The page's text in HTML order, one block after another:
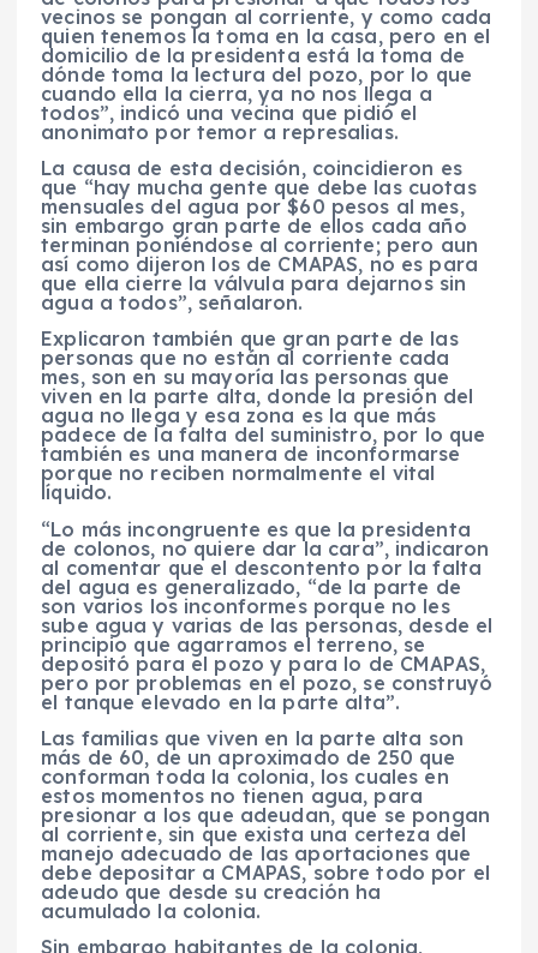
vecinos se pongan al corriente, y como cada
quien tenemos la toma en la casa, pero en el
domicilio de la presidenta está la toma de
dónde toma la lectura del pozo, por lo que
cuando ella la cierra, ya no nos llega a
todos”, indicó una vecina que pidió el
anonimato por temor a represalias.
La causa de esta decisión, coincidieron es
que “hay mucha gente que debe las cuotas
mensuales del agua por $60 pesos al mes,
sin embargo gran parte de ellos cada año
terminan poniéndose al corriente; pero aun
así como dijeron los de CMAPAS, no es para
que ella cierre la válvula para dejarnos sin
agua a todos”, señalaron.
Explicaron también que gran parte de las
personas que no están al corriente cada
mes, son en su mayoría las personas que
viven en la parte alta, donde la presión del
agua no llega y esa zona es la que más
padece de la falta del suministro, por lo que
también es una manera de inconformarse
porque no reciben normalmente el vital
líquido.
“Lo más incongruente es que la presidenta
de colonos, no quiere dar la cara”, indicaron
al comentar que el descontento por la falta
del agua es generalizado, “de la parte de
son varios los inconformes porque no les
sube agua y varias de las personas, desde el
principio que agarramos el terreno, se
depositó para el pozo y para lo de CMAPAS,
pero por problemas en el pozo, se construyó
el tanque elevado en la parte alta”.
Las familias que viven en la parte alta son
más de 60, de un aproximado de 250 que
conforman toda la colonia, los cuales en
estos momentos no tienen agua, para
presionar a los que adeudan, que se pongan
al corriente, sin que exista una certeza del
manejo adecuado de las aportaciones que
debe depositar a CMAPAS, sobre todo por el
adeudo que desde su creación ha
acumulado la colonia.
Sin embargo habitantes de la colonia,